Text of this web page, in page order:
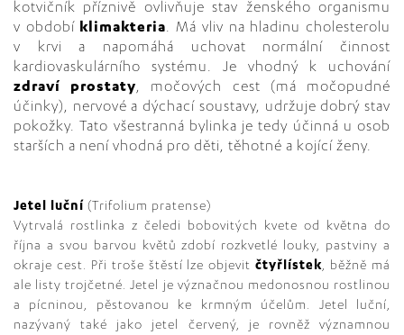
kotvičník příznivě ovlivňuje stav ženského organismu
v období klimakteria. Má vliv na hladinu cholesterolu
v krvi a napomáhá uchovat normální činnost
kardiovaskulárního systému. Je vhodný k uchování
zdraví prostaty, močových cest (má močopudné
účinky), nervové a dýchací soustavy, udržuje dobrý stav
pokožky. Tato všestranná bylinka je tedy účinná u osob
starších a není vhodná pro děti, těhotné a kojící ženy.
Jetel luční (Trifolium pratense)
Vytrvalá rostlinka z čeledi bobovitých kvete od května do
října a svou barvou květů zdobí rozkvetlé louky, pastviny a
okraje cest. Při troše štěstí lze objevitčtyřlístek, běžně má
ale listy trojčetné. Jetel je význačnou medonosnou rostlinou
a pícninou, pěstovanou ke krmným účelům. Jetel luční,
nazývaný také jako jetel červený, je rovněž významnou